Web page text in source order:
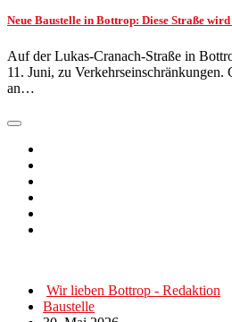
Neue Baustelle in Bottrop: Diese Straße
Auf der Lukas-Cranach-Straße in
11. Juni, zu Verkehrseinschränkungen.
an…
Wir lieben Bottrop - Redaktion
Baustelle